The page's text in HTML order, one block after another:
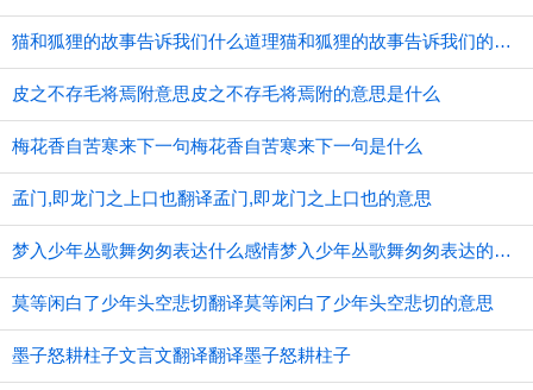
猫和狐狸的故事告诉我们什么道理猫和狐狸的故事告诉我们的道理
皮之不存毛将焉附意思皮之不存毛将焉附的意思是什么
梅花香自苦寒来下一句梅花香自苦寒来下一句是什么
孟门,即龙门之上口也翻译孟门,即龙门之上口也的意思
梦入少年丛歌舞匆匆表达什么感情梦入少年丛歌舞匆匆表达的感情
莫等闲白了少年头空悲切翻译莫等闲白了少年头空悲切的意思
墨子怒耕柱子文言文翻译翻译墨子怒耕柱子